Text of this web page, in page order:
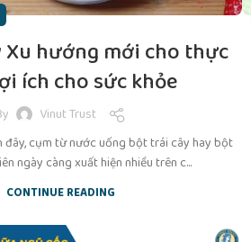
hướng mới cho thực
ích cho sức khỏe
Vinut Trust
đây, cụm từ nước uống bột trái cây hay bột
ngày càng xuất hiện nhiều trên c...
CONTINUE READING